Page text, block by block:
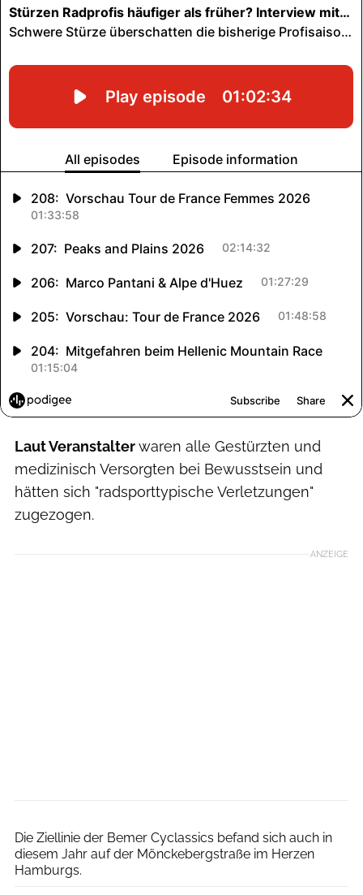
Laut Veranstalterwaren alle Gestürzten und
medizinisch Versorgten bei Bewusstsein und
hätten sich "radsporttypische Verletzungen"
zugezogen.
ANZEIGE
Die Ziellinie der Bemer Cyclassics befand sich auch in
diesem Jahr auf der Mönckebergstraße im Herzen
Hamburgs.